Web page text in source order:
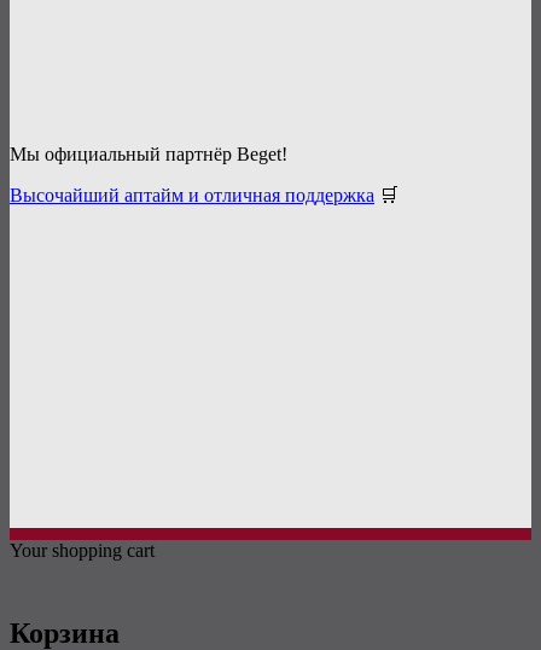
Мы официальный партнёр Beget!
Высочайший аптайм и отличная поддержка 🛒
Your shopping cart
Корзина